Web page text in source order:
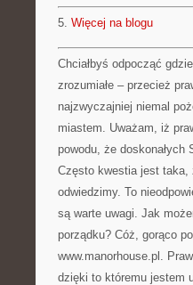
5. Więcej na blogu
Chciałbyś odpocząć
zrozumiałe – przecież
najzwyczajniej niemal
miastem. Uważam, iż
powodu, że
Często kwestia jest taka,
odwiedzimy. To
są warte uwagi. Jak
porządku? Cóż, gorąco
www.manorhouse.pl.
dzięki to któremu jestem